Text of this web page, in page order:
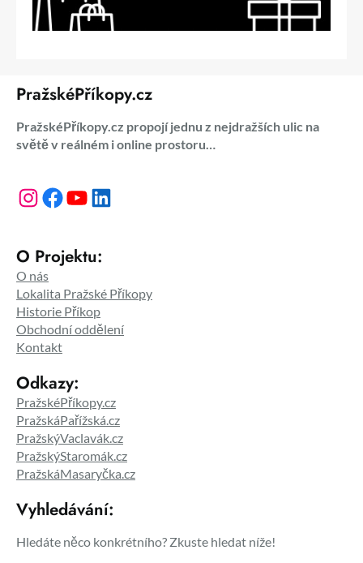
PražskéPříkopy.cz
PražskéPříkopy.cz propojí jednu z nejdražších ulic na
světě v reálném i online prostoru…
Instagram Facebook YouTube LinkedIn
O Projektu:
O nás
Lokalita Pražské Příkopy
Historie Příkop
Obchodní oddělení
Kontakt
Odkazy:
PražskéPříkopy.cz
PražskáPařížská.cz
PražskýVaclavák.cz
PražskýStaromák.cz
PražskáMasaryčka.cz
Vyhledávání:
Hledáte něco konkrétního? Zkuste hledat níže!